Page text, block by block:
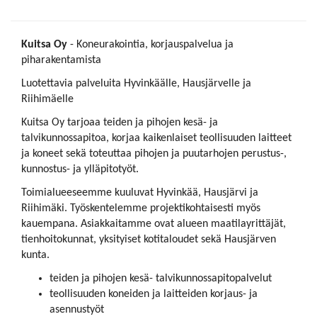
Kuitsa Oy - Koneurakointia, korjauspalvelua ja
piharakentamista
Luotettavia palveluita Hyvinkäälle, Hausjärvelle ja
Riihimäelle
Kuitsa Oy tarjoaa teiden ja pihojen kesä- ja
talvikunnossapitoa, korjaa kaikenlaiset teollisuuden laitteet
ja koneet sekä toteuttaa pihojen ja puutarhojen perustus-,
kunnostus- ja ylläpitotyöt.
Toimialueeseemme kuuluvat Hyvinkää, Hausjärvi ja
Riihimäki. Työskentelemme projektikohtaisesti myös
kauempana. Asiakkaitamme ovat alueen maatilayrittäjät,
tienhoitokunnat, yksityiset kotitaloudet sekä Hausjärven
kunta.
teiden ja pihojen kesä- talvikunnossapitopalvelut
teollisuuden koneiden ja laitteiden korjaus- ja
asennustyöt